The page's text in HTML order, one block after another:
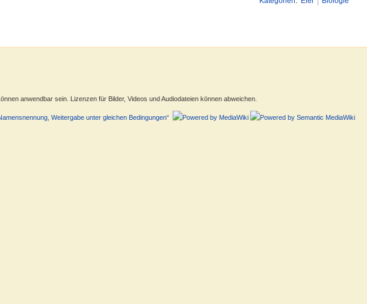
anwendbar sein. Lizenzen für Bilder, Videos und Audiodateien können abweichen.